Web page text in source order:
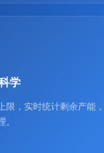
学
限，实时统计剩余产能
。